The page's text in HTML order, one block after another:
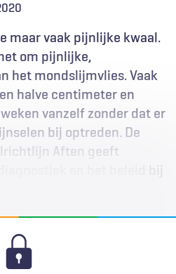
maar vaak pijnlijke kwaal.
om pijnlijke,
het mondslijmvlies. Vaak
halve centimeter en
vanzelf zonder dat er
bij optreden. De
Aften geeft
en het beleid bij